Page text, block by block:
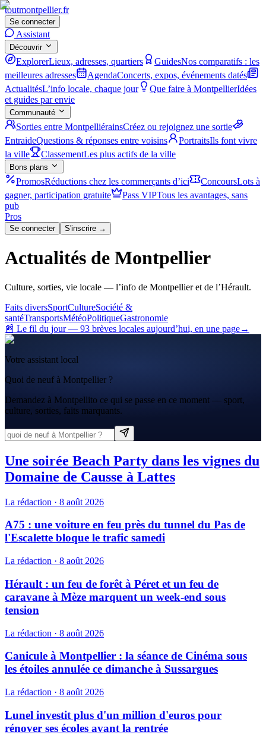
toutmontpellier.fr
Se connecter
Assistant
Découvrir
ExplorerLieux, adresses, quartiers GuidesNos comparatifs : les
meilleures adresses
AgendaConcerts, expos, événements datés
ActualitésL’info locale, chaque jour Que faire à MontpellierIdées
et guides par envie
Communauté
Sorties entre MontpelliérainsCréez ou rejoignez une sortie
EntraideQuestions & réponses entre voisins PortraitsIls font vivre
la ville
ClassementLes plus actifs de la ville
Bons plans
PromosRéductions chez les commerçants d’ici ConcoursLots à
gagner, participation gratuite
Pass VIPTous les avantages, sans
pub
Pros
Se connecter S'inscrire →
Actualités de Montpellier
Culture, sorties, vie locale — l’info de Montpellier et de l’Hérault.
Faits diversSportCultureSociété &
santéTransportsMétéoPolitiqueGastronomie
📰 Le fil du jour— 93 brèves locales aujourd’hui, en une page→
Votre assistant local
Quoi de neuf à Montpellier ?
Demandez à Montpellito ce qui se passe en ce moment — sport,
culture, sorties, faits marquants.
Une soirée Beach Party dans les vignes du
Domaine de Causse à Lattes
La rédaction · 8 août 2026
A75 : une voiture en feu près du tunnel du Pas de
l'Escalette bloque le trafic samedi
La rédaction · 8 août 2026
Hérault : un feu de forêt à Péret et un feu de
caravane à Mèze marquent un week-end sous
tension
La rédaction · 8 août 2026
Canicule à Montpellier : la séance de Cinéma sous
les étoiles annulée ce dimanche à Sussargues
La rédaction · 8 août 2026
Lunel investit plus d'un million d'euros pour
rénover ses écoles avant la rentrée